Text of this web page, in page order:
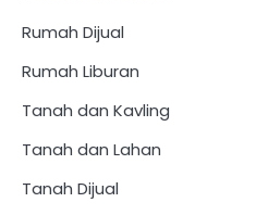
Rumah Dijual
Rumah Liburan
Tanah dan Kavling
Tanah dan Lahan
Tanah Dijual